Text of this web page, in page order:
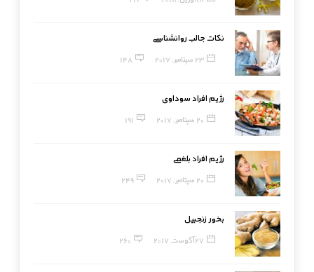
نکات جالب روانشناسی
23 سپتامبر, 2017 148
رژیم افراد سوداوی
20 سپتامبر, 2017 191
رژیم افراد بلغمی
20 سپتامبر, 2017 249
بخور زنجبیل
27 آگوست, 2017 260